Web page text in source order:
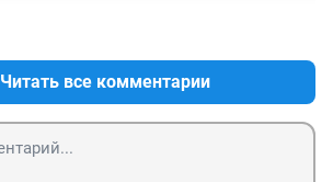
Читать все комментарии